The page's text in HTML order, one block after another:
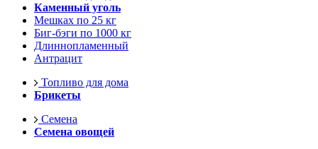
Каменный уголь
Мешках по 25 кг
Биг-бэги по 1000 кг
Длиннопламенный
Антрацит
Топливо для дома
Брикеты
Семена
Семена овощей